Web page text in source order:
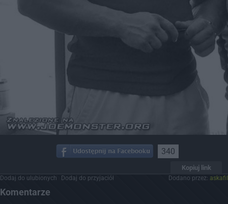
340
Kopiuj link
Dodaj do ulubionych Dodaj do przyjaciół Dodano przez: askafil
Komentarze